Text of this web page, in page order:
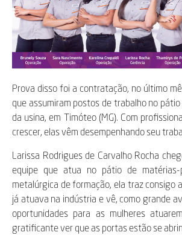
Prova disso foi a contratação, no último
que assumiram postos de trabalho no
da usina, em Timóteo (MG). Com
crescer, elas vêm desempenhando seu
Larissa Rodrigues de Carvalho Rocha
equipe que atua no pátio de matérias-
metalúrgica de formação, ela traz consigo
já atuava na indústria e vê, como grande
oportunidades para as mulheres
gratificante ver que as portas estão se